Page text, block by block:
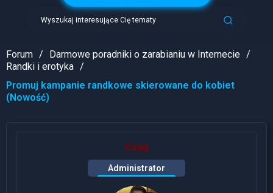
Wyszukaj interesujące Cię tematy
Forum
Darmowe poradniki o zarabianiu w Internecie
Randki i erotyka
Promuj kampanie randkowe skierowane do kobiet
(Nowość)
Czaq
Administrator